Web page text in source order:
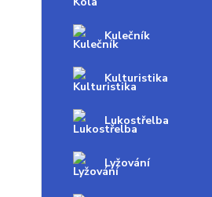
Kulečník
Kulturistika
Lukostřelba
Lyžování